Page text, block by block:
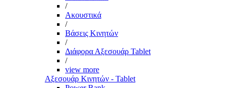
/
Ακουστικά
/
Βάσεις Κινητών
/
Διάφορα Αξεσουάρ Tablet
/
view more
Αξεσουάρ Κινητών - Tablet